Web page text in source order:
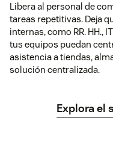
Libera al personal de
tareas repetitivas. Deja
internas, como RR. HH.,
tus equipos puedan
asistencia a tiendas,
solución centralizada.
Explora el